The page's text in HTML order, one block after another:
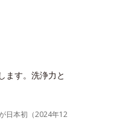
ます。洗浄力と
日本初（2024年12